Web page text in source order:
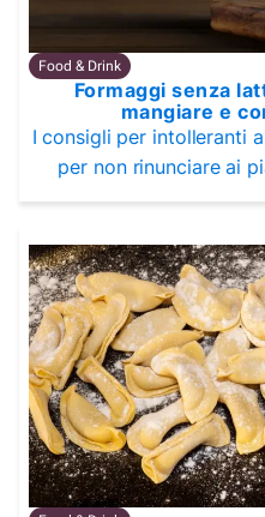
Food & Drink
Formaggi senza
mangiare e
I consigli per intolleranti
per non rinunciare ai